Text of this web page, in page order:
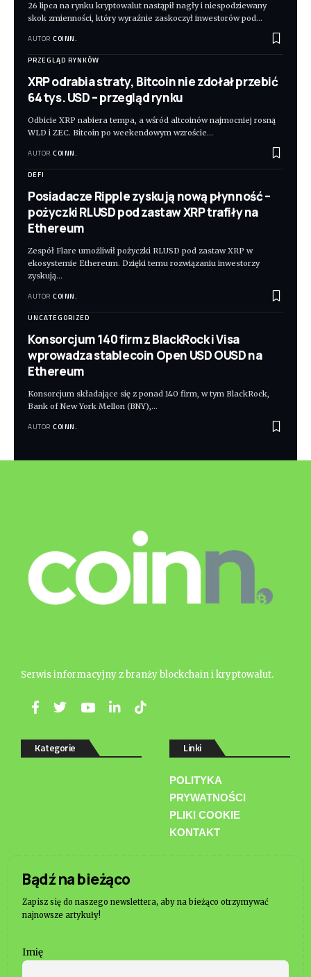
26 lipca na rynku kryptowalut nastąpił nagły i niespodziewany
skok zmienności, który wyraźnie zaskoczył inwestorów pod…
AUTOR COINN.
PRZEGLĄD RYNKÓW
XRP odrabia straty, Bitcoin nie zdołał przebić
64 tys. USD – przegląd rynku
Odbicie XRP nabiera tempa, a wśród altcoinów najmocniej rosną
WLD i ZEC. Bitcoin po weekendowym wzroście…
AUTOR COINN.
DEFI
Posiadacze Ripple zyskują nową płynność –
pożyczki RLUSD pod zastaw XRP trafiły na
Ethereum
Zespół Flare umożliwił pożyczki RLUSD pod zastaw XRP w
ekosystemie Ethereum. Dzięki temu rozwiązaniu inwestorzy
zyskują…
AUTOR COINN.
UNCATEGORIZED
Konsorcjum 140 firm z BlackRock i Visa
wprowadza stablecoin Open USD OUSD na
Ethereum
Konsorcjum składające się z ponad 140 firm, w tym BlackRock,
Bank of New York Mellon (BNY),…
AUTOR COINN.
Serwis informacyjny z branży blockchain i kryptowalut.
Kategorie Linki
POLITYKA
PRYWATNOŚCI
PLIKI COOKIE
KONTAKT
Bądź na bieżąco
Zapisz się do naszego newslettera, aby na bieżąco otrzymywać
najnowsze artykuły!
Imię